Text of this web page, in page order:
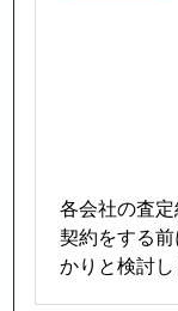
各会社の査定
契約をする
かりと検討し